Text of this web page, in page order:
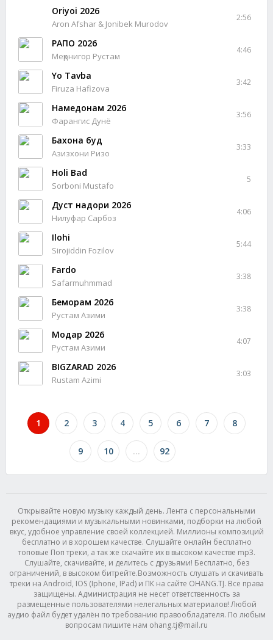
Oriyoi 2026
Aron Afshar & Jonibek Murodov
2:56
РАПО 2026
Меҳрнигор Рустам
4:46
Yo Tavba
Firuza Hafizova
3:42
Намедонам 2026
Фарангис Дунё
3:56
Бахона буд
Азизхони Ризо
3:33
Holi Bad
Sorboni Mustafo
5
Дуст надори 2026
Нилуфар Сарбоз
4:06
Ilohi
Sirojiddin Fozilov
5:44
Fardo
Safarmuhmmad
3:38
Беморам 2026
Рустам Азими
3:38
Модар 2026
Рустам Азими
4:07
BIGZARAD 2026
Rustam Azimi
3:03
1 2 3 4 5 6 7 8
9 10 ... 92
Открывайте новую музыку каждый день. Лента с персональными
рекомендациями и музыкальными новинками, подборки на любой
вкус, удобное управление своей коллекцией. Миллионы композиций
бесплатно и в хорошем качестве. Слушайте онлайн бесплатно
топовые Поп треки, а так же скачайте их в высоком качестве mp3.
Слушайте, скачивайте, и делитесь с друзьями! Бесплатно, без
ограничений, в высоком битрейте.Возможность слушать и скачивать
треки на Android, IOS (Iphone, IPad) и ПК на сайте OHANG.TJ. Все права
защищены. Администрация не несет ответственность за
размещенные пользователями нелегальных материалов! Любой
аудио файл будет удалён по требованию правообладателя. По любым
вопросам пишите нам ohang.tj@mail.ru